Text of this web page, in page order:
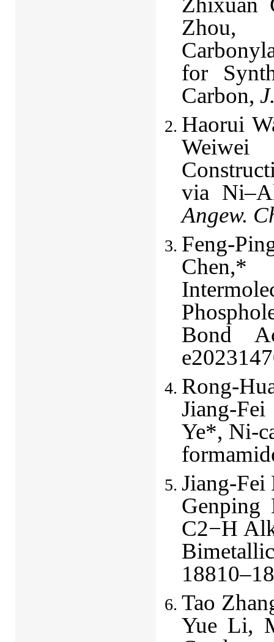
Zhou,
for
Carbon,
Haorui
Weiwei
via
Angew.
Feng-
Chen,*
Bond
Rong-
Jiang-
Ye*, Ni-
Jiang-Fei
Genping
C2−H
Tao
Yue Li,